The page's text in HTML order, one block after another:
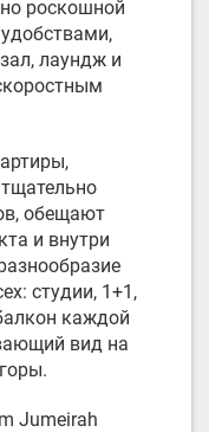
роскошной
лаундж и
обещают
и внутри
студии, 1+1,
каждой
вид на
Jumeirah